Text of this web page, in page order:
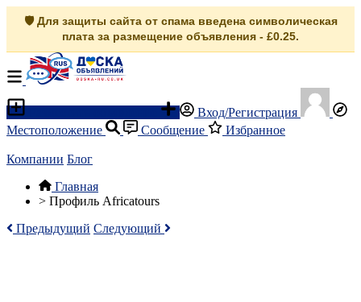
🛡️ Для защиты сайта от спама введена символическая
плата за размещение объявления - £0.25.
Вход/Регистрация
Местоположение
Сообщение Избранное
Компании Блог
Главная
> Профиль Africatours
Предыдущий Следующий